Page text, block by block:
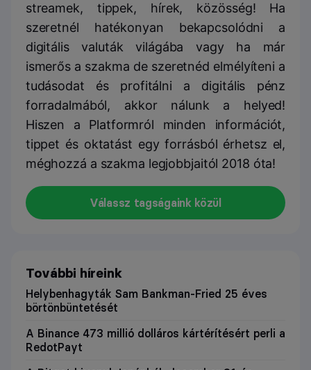
streamek, tippek, hírek, közösség! Ha
szeretnél hatékonyan bekapcsolódni a
digitális valuták világába vagy ha már
ismerős a szakma de szeretnéd elmélyíteni a
tudásodat és profitálni a digitális pénz
forradalmából, akkor nálunk a helyed!
Hiszen a Platformról minden információt,
tippet és oktatást egy forrásból érhetsz el,
méghozzá a szakma legjobbjaitól 2018 óta!
Válassz tagságaink közül
További híreink
Helybenhagyták Sam Bankman-Fried 25 éves
börtönbüntetését
A Binance 473 millió dolláros kártérítésért perli a
RedotPayt